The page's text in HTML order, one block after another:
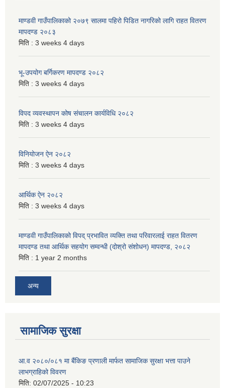
माण्डवी गाउँपालिकाको २०७९ सालमा पहिरो पिडित नागरिको लागि राहत वितरण
मापदण्ड २०८३
मिति : 3 weeks 4 days
भू-उपयोग बर्गिकरण मापदण्ड २०८२
मिति : 3 weeks 4 days
विपद व्यवस्थापन कोष संचालन कार्यविधि २०८२
मिति : 3 weeks 4 days
विनियोजन ऐन २०८२
मिति : 3 weeks 4 days
आर्थिक ऐन २०८२
मिति : 3 weeks 4 days
माण्डवी गाउँपालिकाको विपद् प्रभावित व्यक्ति तथा परिवारलाई राहत वितरण
मापदण्ड तथा आर्थिक सहयोग सम्वन्धी (दोश्रो संशोधन) मापदण्ड, २०८२
मिति : 1 year 2 months
अन्य
सामाजिक सुरक्षा
आ.व २०८०/०८१ मा बैंकिङ प्रणाली मार्फत सामाजिक सुरक्षा भत्ता पाउने
लाभग्राहिको विवरण
मिति: 02/07/2025 - 10:23